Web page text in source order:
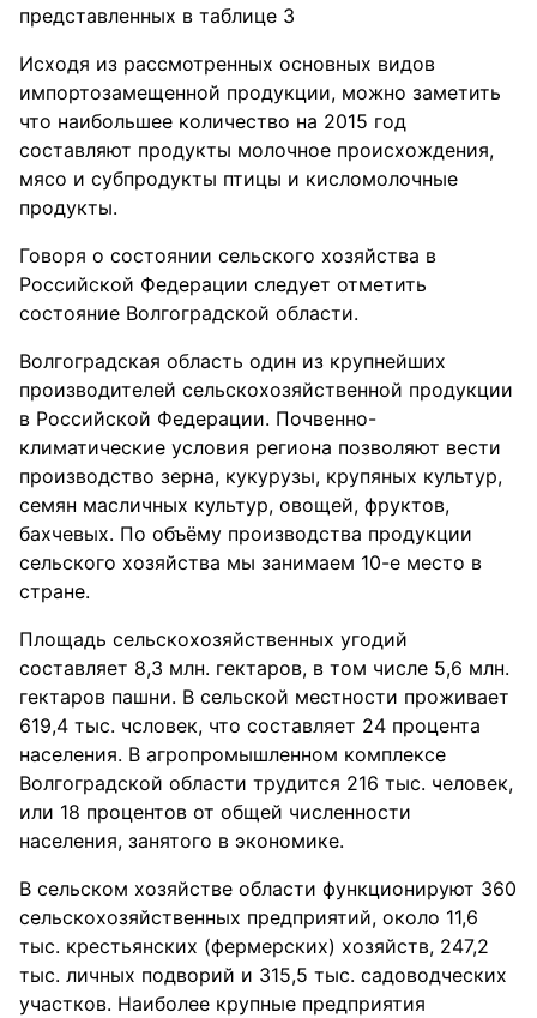
представленных в таблице 3
Исходя из рассмотренных основных видов
импортозамещенной продукции, можно заметить
что наибольшее количество на 2015 год
составляют продукты молочное происхождения,
мясо и субпродукты птицы и кисломолочные
продукты.
Говоря о состоянии сельского хозяйства в
Российской Федерации следует отметить
состояние Волгоградской области.
Волгоградская область один из крупнейших
производителей сельскохозяйственной продукции
в Российской Федерации. Почвенно-
климатические условия региона позволяют вести
производство зерна, кукурузы, крупяных культур,
семян масличных культур, овощей, фруктов,
бахчевых. По объёму производства продукции
сельского хозяйства мы занимаем 10-е место в
стране.
Площадь сельскохозяйственных угодий
составляет 8,3 млн. гектаров, в том числе 5,6 млн.
гектаров пашни. В сельской местности проживает
619,4 тыс. чсловек, что составляет 24 процента
населения. В агропромышленном комплексе
Волгоградской области трудится 216 тыс. человек,
или 18 процентов от общей численности
населения, занятого в экономике.
В сельском хозяйстве области функционируют 360
сельскохозяйственных предприятий, около 11,6
тыс. крестьянских (фермерских) хозяйств, 247,2
тыс. личных подворий и 315,5 тыс. садоводческих
участков. Наиболее крупные предприятия